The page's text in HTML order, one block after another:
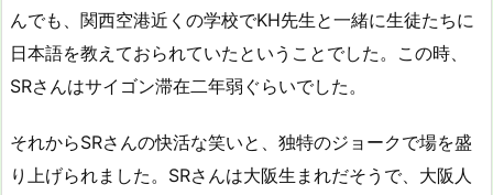
んでも、関西空港近くの学校でKH先生と一緒に生徒たちに
日本語を教えておられていたということでした。この時、
SRさんはサイゴン滞在二年弱ぐらいでした。
それからSRさんの快活な笑いと、独特のジョークで場を盛
り上げられました。SRさんは大阪生まれだそうで、大阪人